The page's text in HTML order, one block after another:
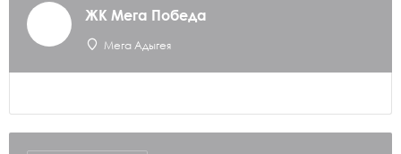
ЖК Мега Победа
Мега Адыгея